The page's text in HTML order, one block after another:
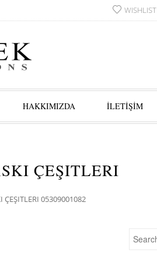
WISHLIST
HAKKIMIZDA İLETİŞİM
ÇEŞITLERI
ÇEŞITLERI 05309001082